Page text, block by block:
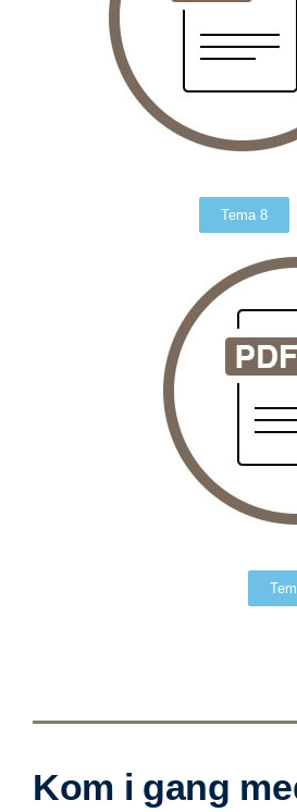
Tema 8
Kom i gang